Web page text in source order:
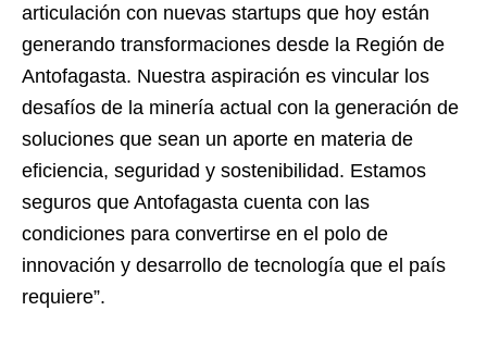
articulación con nuevas startups que hoy están
generando transformaciones desde la Región de
Antofagasta. Nuestra aspiración es vincular los
desafíos de la minería actual con la generación de
soluciones que sean un aporte en materia de
eficiencia, seguridad y sostenibilidad. Estamos
seguros que Antofagasta cuenta con las
condiciones para convertirse en el polo de
innovación y desarrollo de tecnología que el país
requiere”.